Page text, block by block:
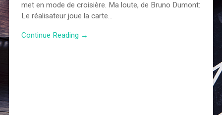
met en mode de croisière. Ma loute, de Bruno Dumont:
Le réalisateur joue la carte…
Continue Reading →